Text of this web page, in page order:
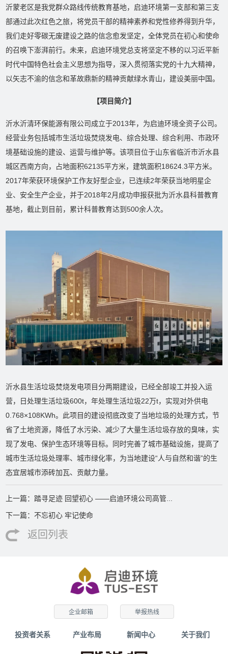
沂蒙老区是我党群众路线传统教育基地，启迪环境第一支部和第三支
部通过此次红色之旅，将党员干部的精神素养和党性修养得到升华，
我们走好零碳无废建设之路的信念愈发坚定，全体党员在初心和使命
的召唤下澎湃前行。未来，启迪环境党总支将坚定不移的以习近平新
时代中国特色社会主义思想为指导，深入贯彻落实党的十九大精神，
以矢志不渝的信念和革故鼎新的精神贡献绿水青山，建设美丽中国。
【项目简介】
沂水沂清环保能源有限公司成立于2013年，为启迪环境全资子公司。
经营业务包括城市生活垃圾焚烧发电、综合处理、综合利用、市政环
境基础设施的建设、运营与维护等。该项目位于山东省临沂市沂水县
城区西南方向，占地面积62135平方米，建筑面积18624.3平方米。
2017年荣获环境保护工作友好型企业，已连续2年荣获当地明星企
业、安全生产企业，并于2018年2月成功申报获批为沂水县科普教育
基地，截止到目前，累计科普教育达到500余人次。
沂水县生活垃圾焚烧发电项目分两期建设，已经全部竣工并投入运
营，日处理生活垃圾600t，年处理生活垃圾22万t，实现对外供电
0.768×108KWh。此项目的建设彻底改变了当地垃圾的处理方式，节
省了土地资源，降低了水污染、减少了大量生活垃圾存放的臭味，实
现了发电、保护生态环境等目标。同时完善了城市基础设施，提高了
城市生活垃圾处理率、城市绿化率，为当地建设“人与自然和谐”的生
态宜居城市添砖加瓦、贡献力量。
上一篇：踏寻足迹 回望初心 ——启迪环境公司高管...
下一篇：不忘初心 牢记使命
返回列表
企业邮箱 举报热线
投资者关系 产业布局 新闻中心 关于我们